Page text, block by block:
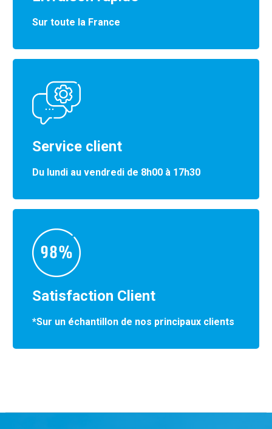
Sur toute la France
Service client
Du lundi au vendredi de 8h00 à 17h30
Satisfaction Client
*Sur un échantillon de nos principaux clients